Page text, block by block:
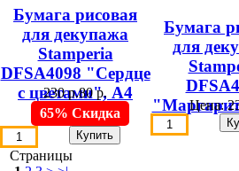
Бумага рисовая
для декупажа
Stamperia
DFSA4098 "Сердце
с цветами", А4
230 р.80 р.
65% Скидка
Бумага
для
Цена:
Страницы